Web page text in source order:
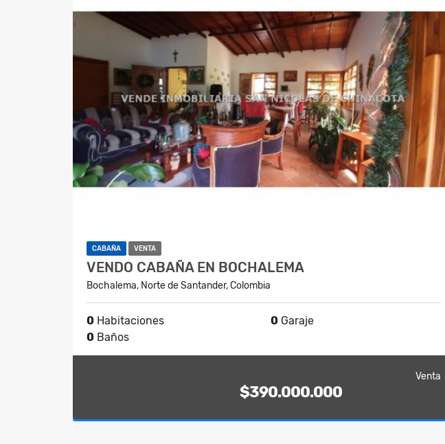
CABAÑA VENTA
VENDO CABAÑA EN BOCHALEMA
Bochalema, Norte de Santander, Colombia
0 Habitaciones 0 Garaje
0 Baños
Venta
$390.000.000